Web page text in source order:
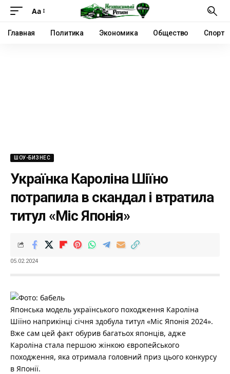
Аа
Главная Политика Экономика Общество Спорт
ШОУ-БИЗНЕС
Українка Кароліна Шіїно
потрапила в скандал і втратила
титул «Міс Японія»
05.02.2024
Японська модель українського походження Кароліна
Шіїно наприкінці січня здобула титул «Міс Японія 2024».
Вже сам цей факт обурив багатьох японців, адже
Кароліна стала першою жінкою європейського
походження, яка отримала головний приз цього конкурсу
в Японії.